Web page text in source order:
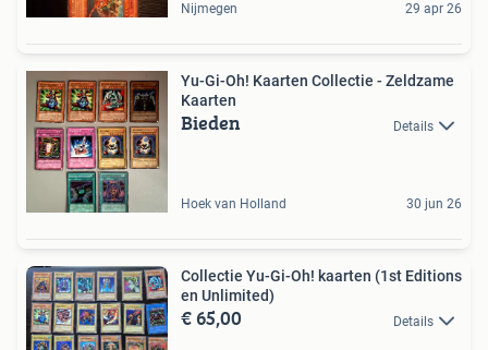
Nijmegen 29 apr 26
Yu-Gi-Oh! Kaarten Collectie - Zeldzame
Kaarten
Bieden Details
Hoek van Holland 30 jun 26
Collectie Yu-Gi-Oh! kaarten (1st Editions
en Unlimited)
€ 65,00 Details